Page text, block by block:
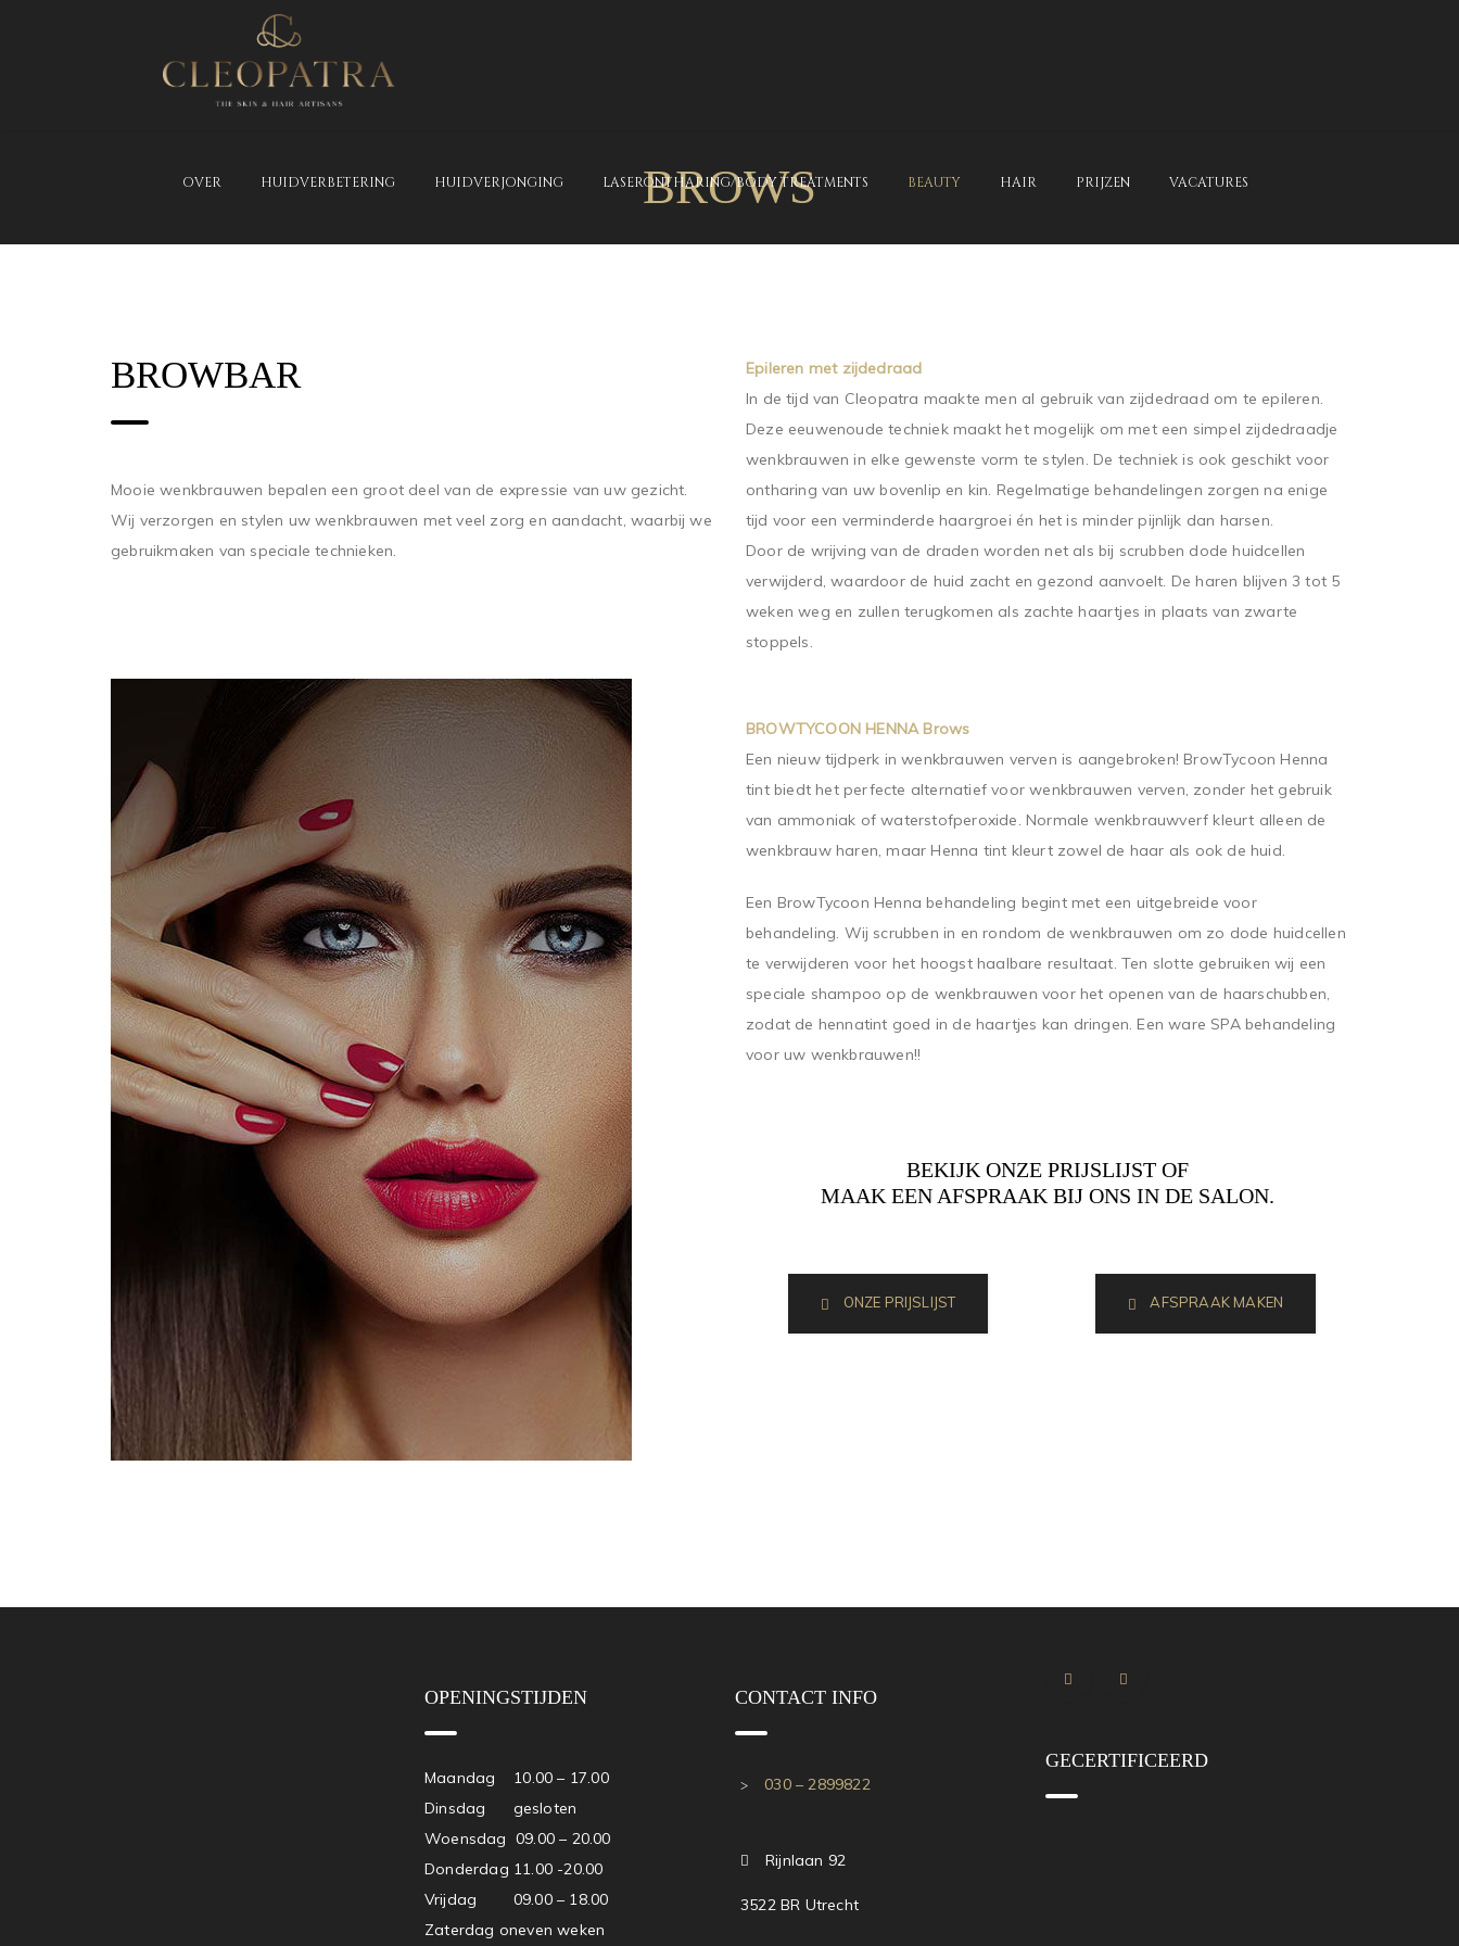
OVER HUIDVERBETERING HUIDVERJONGING LASERONTHARING/BODY TREATMENTS BEAUTY HAIR PRIJZEN VACATURES
BROWS
BROWBAR
Mooie wenkbrauwen bepalen een groot deel van de expressie van uw gezicht.
Wij verzorgen en stylen uw wenkbrauwen met veel zorg en aandacht, waarbij we
gebruikmaken van speciale technieken.
Epileren met zijdedraad
In de tijd van Cleopatra maakte men al gebruik van zijdedraad om te epileren.
Deze eeuwenoude techniek maakt het mogelijk om met een simpel zijdedraadje
wenkbrauwen in elke gewenste vorm te stylen. De techniek is ook geschikt voor
ontharing van uw bovenlip en kin. Regelmatige behandelingen zorgen na enige
tijd voor een verminderde haargroei én het is minder pijnlijk dan harsen.
Door de wrijving van de draden worden net als bij scrubben dode huidcellen
verwijderd, waardoor de huid zacht en gezond aanvoelt. De haren blijven 3 tot 5
weken weg en zullen terugkomen als zachte haartjes in plaats van zwarte
stoppels.
BROWTYCOON HENNA Brows
Een nieuw tijdperk in wenkbrauwen verven is aangebroken! BrowTycoon Henna
tint biedt het perfecte alternatief voor wenkbrauwen verven, zonder het gebruik
van ammoniak of waterstofperoxide. Normale wenkbrauwverf kleurt alleen de
wenkbrauw haren, maar Henna tint kleurt zowel de haar als ook de huid.
Een BrowTycoon Henna behandeling begint met een uitgebreide voor
behandeling. Wij scrubben in en rondom de wenkbrauwen om zo dode huidcellen
te verwijderen voor het hoogst haalbare resultaat. Ten slotte gebruiken wij een
speciale shampoo op de wenkbrauwen voor het openen van de haarschubben,
zodat de hennatint goed in de haartjes kan dringen. Een ware SPA behandeling
voor uw wenkbrauwen!!
BEKIJK ONZE PRIJSLIJST OF
MAAK EEN AFSPRAAK BIJ ONS IN DE SALON.
ONZE PRIJSLIJST AFSPRAAK MAKEN
OPENINGSTIJDEN
Maandag 10.00 – 17.00
Dinsdag gesloten
Woensdag 09.00 – 20.00
Donderdag 11.00 -20.00
Vrijdag 09.00 – 18.00
Zaterdag oneven weken
CONTACT INFO
030 – 2899822
Rijnlaan 92
3522 BR Utrecht
GECERTIFICEERD